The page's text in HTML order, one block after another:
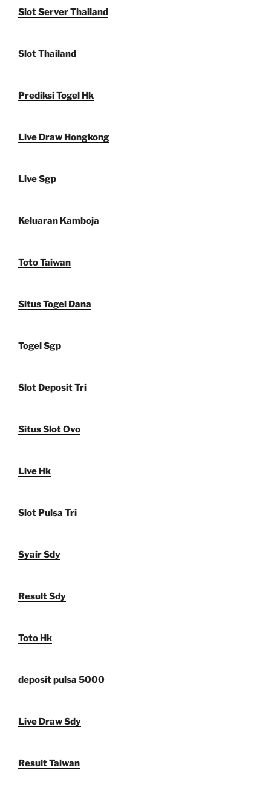
Slot Server Thailand
Slot Thailand
Prediksi Togel Hk
Live Draw Hongkong
Live Sgp
Keluaran Kamboja
Toto Taiwan
Situs Togel Dana
Togel Sgp
Slot Deposit Tri
Situs Slot Ovo
Live Hk
Slot Pulsa Tri
Syair Sdy
Result Sdy
Toto Hk
deposit pulsa 5000
Live Draw Sdy
Result Taiwan